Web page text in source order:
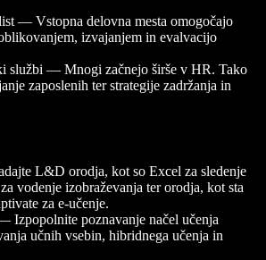
— Vstopna delovna mesta omogočajo
izvajanjem in evalvacijo
službi — Mnogi začnejo širše v HR. Tako
zaposlenih ter strategije zadržanja in
L&D orodja, kot so Excel za sledenje
vodenje izobraževanja ter orodja, kot sta
za e-učenje.
Izpopolnite poznavanje načel učenja
učnih vsebin, hibridnega učenja in